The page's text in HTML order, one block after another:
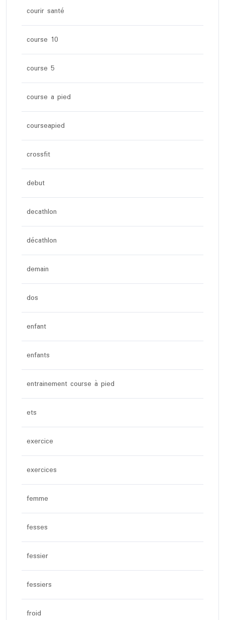
courir santé
course 10
course 5
course a pied
courseapied
crossfit
debut
decathlon
décathlon
demain
dos
enfant
enfants
entrainement course à pied
ets
exercice
exercices
femme
fesses
fessier
fessiers
froid